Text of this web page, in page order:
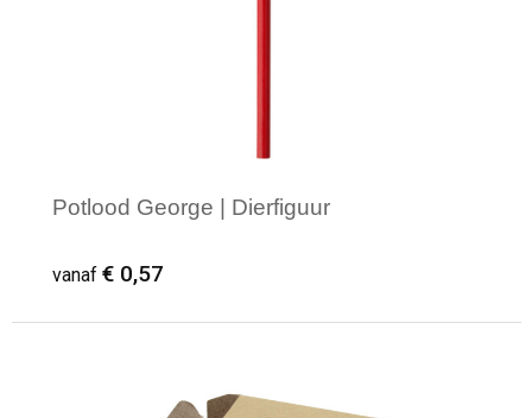
Potlood George | Dierfiguur
vanaf € 0,57
Minimale afname: 1